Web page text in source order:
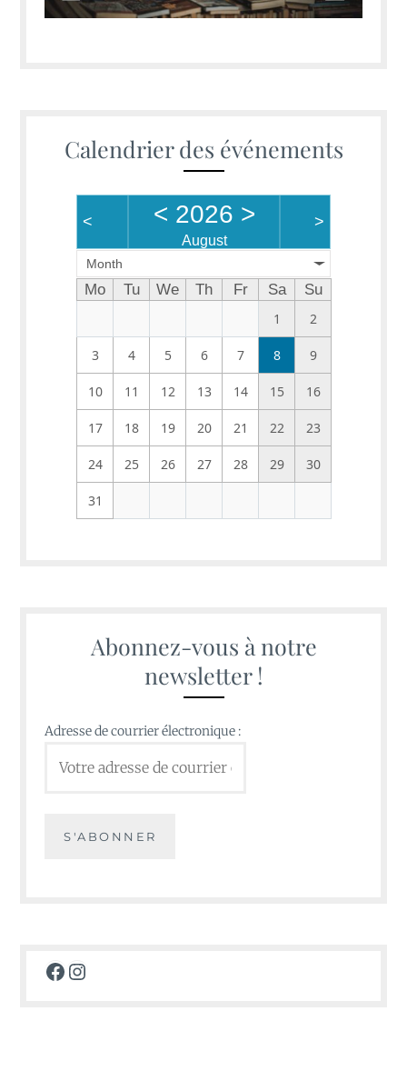
Calendrier des événements
< < 2026 >
August
>
Month
Mo Tu We Th Fr Sa
Su
1
2
3 4 5 6 7 8 9
10 11 12 13 14 15 16
17 18 19 20 21 22 23
24 25 26 27 28 29 30
31
Abonnez-vous à notre
newsletter !
Adresse de courrier électronique :
Facebook
Instagram